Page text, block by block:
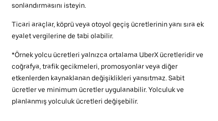
sonlandırmasını isteyin.
Ticari araçlar, köprü veya otoyol geçiş ücretlerinin yanı sıra ek
eyalet vergilerine de tabi olabilir.
*Örnek yolcu ücretleri yalnızca ortalama UberX ücretleridir ve
coğrafya, trafik gecikmeleri, promosyonlar veya diğer
etkenlerden kaynaklanan değişiklikleri yansıtmaz. Sabit
ücretler ve minimum ücretler uygulanabilir. Yolculuk ve
planlanmış yolculuk ücretleri değişebilir.